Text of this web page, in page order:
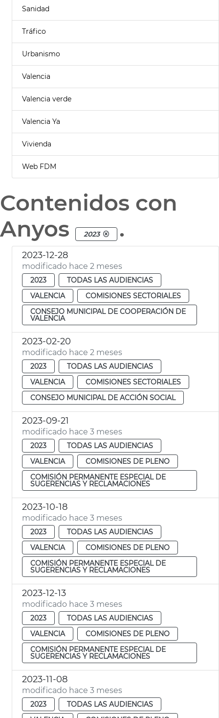
Sanidad
Tráfico
Urbanismo
Valencia
Valencia verde
Valencia Ya
Vivienda
Web FDM
Contenidos con
Anyos
2023 .
2023-12-28
modificado hace 2 meses
2023
TODAS LAS AUDIENCIAS
VALENCIA
COMISIONES SECTORIALES
CONSEJO MUNICIPAL DE COOPERACIÓN DE
VALENCIA
2023-02-20
modificado hace 2 meses
2023
TODAS LAS AUDIENCIAS
VALENCIA
COMISIONES SECTORIALES
CONSEJO MUNICIPAL DE ACCIÓN SOCIAL
2023-09-21
modificado hace 3 meses
2023
TODAS LAS AUDIENCIAS
VALENCIA
COMISIONES DE PLENO
COMISIÓN PERMANENTE ESPECIAL DE
SUGERENCIAS Y RECLAMACIONES
2023-10-18
modificado hace 3 meses
2023
TODAS LAS AUDIENCIAS
VALENCIA
COMISIONES DE PLENO
COMISIÓN PERMANENTE ESPECIAL DE
SUGERENCIAS Y RECLAMACIONES
2023-12-13
modificado hace 3 meses
2023
TODAS LAS AUDIENCIAS
VALENCIA
COMISIONES DE PLENO
COMISIÓN PERMANENTE ESPECIAL DE
SUGERENCIAS Y RECLAMACIONES
2023-11-08
modificado hace 3 meses
2023
TODAS LAS AUDIENCIAS